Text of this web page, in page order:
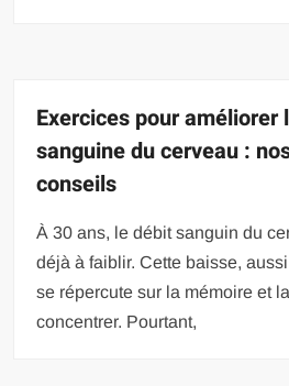
Exercices pour améliorer
sanguine du cerveau :
conseils
À 30 ans, le débit sanguin du
déjà à faiblir. Cette baisse,
se répercute sur la mémoire et
concentrer. Pourtant,